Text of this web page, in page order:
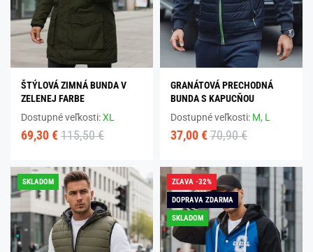
ŠTÝLOVÁ ZIMNÁ BUNDA V
ZELENEJ FARBE
Dostupné veľkosti:XL
69,30 € 115,50 €
GRANÁTOVÁ PRECHODNÁ
BUNDA S KAPUCŇOU
Dostupné veľkosti: M, L
37,00 € 70,90 €
SKLADOM
ZĽAVA -32%
DOPRAVA ZDARMA
SKLADOM